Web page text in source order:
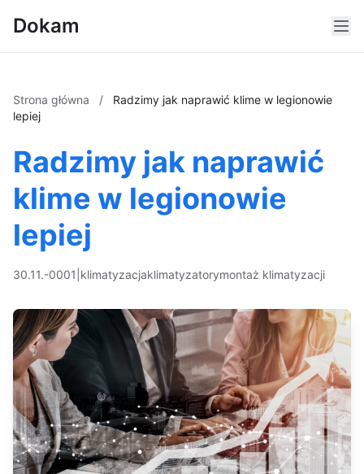
Dokam
Strona główna /
Radzimy jak naprawić klime w legionowie
lepiej
Radzimy jak naprawić
klime w legionowie
lepiej
30.11.-0001 klimatyzacjaklimatyzatorymontaż klimatyzacji